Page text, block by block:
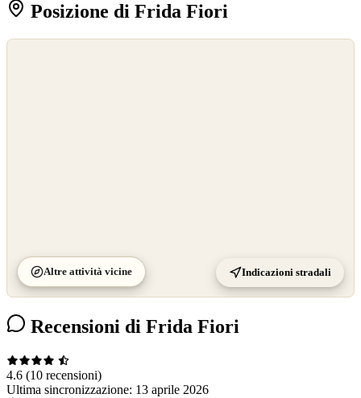
Posizione di Frida Fiori
Altre attività vicine Indicazioni stradali
Recensioni di Frida Fiori
4.6 (10 recensioni)
Ultima sincronizzazione: 13 aprile 2026